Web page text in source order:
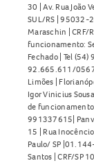
30 | Av. Rua João
SUL/RS | 95032-
Maraschin | CRF/
funcionamento:
Fechado | Tel
92.665.611/
Limões |
Igor Vinicius
de
991337615|
15 | Rua
Paulo/ SP
Santos | CRF/SP